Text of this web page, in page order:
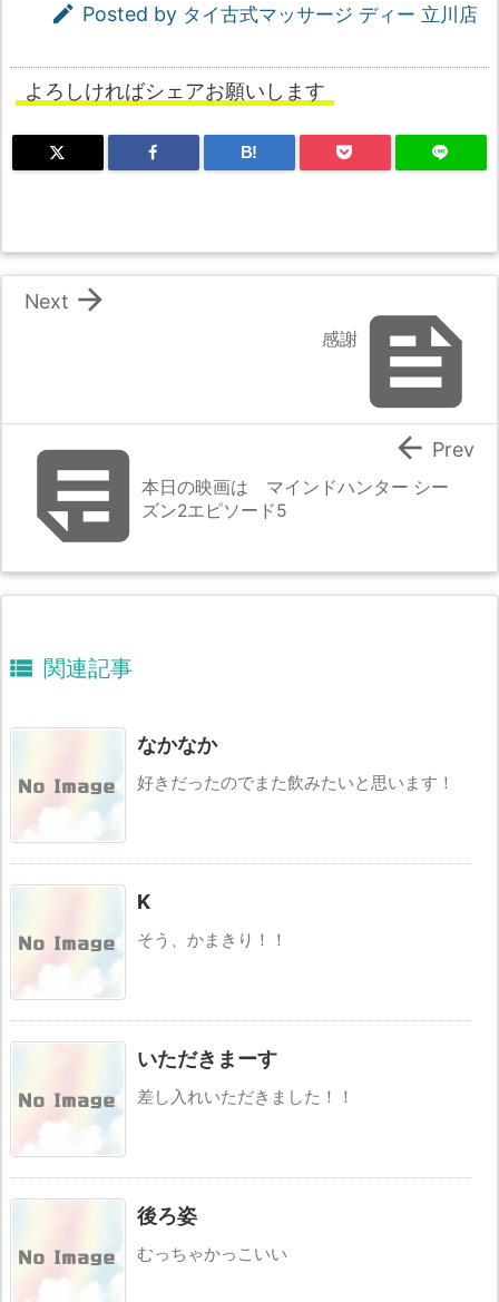
 Posted by タイ古式マッサージ ディー 立川店
よろしければシェアお願いします
B!

感謝

Next
本日の映画は マインドハンター シー
ズン2エピソード5
 Prev
 関連記事
なかなか
好きだったのでまた飲みたいと思います！
K
そう、かまきり！！
いただきまーす
差し入れいただきました！！
後ろ姿
むっちゃかっこいい